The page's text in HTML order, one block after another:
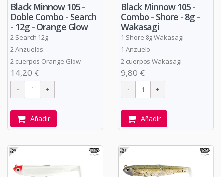
Black Minnow 105 -
Doble Combo - Search
- 12g - Orange Glow
2 Search 12g
2 Anzuelos
2 cuerpos Orange Glow
14,20 €
Añadir
Black Minnow 105 -
Combo - Shore - 8g -
Wakasagi
1 Shore 8g Wakasagi
1 Anzuelo
2 cuerpos Wakasagi
9,80 €
Añadir